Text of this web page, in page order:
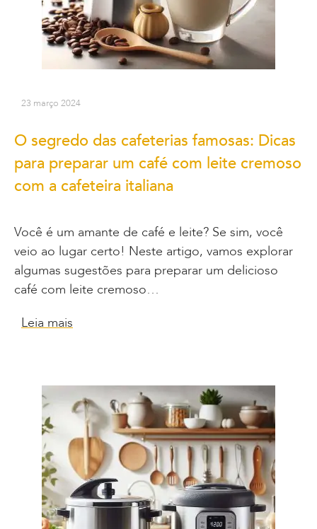
23 março 2024
O segredo das cafeterias famosas: Dicas
para preparar um café com leite cremoso
com a cafeteira italiana
Você é um amante de café e leite? Se sim, você
veio ao lugar certo! Neste artigo, vamos explorar
algumas sugestões para preparar um delicioso
café com leite cremoso…
Leia mais